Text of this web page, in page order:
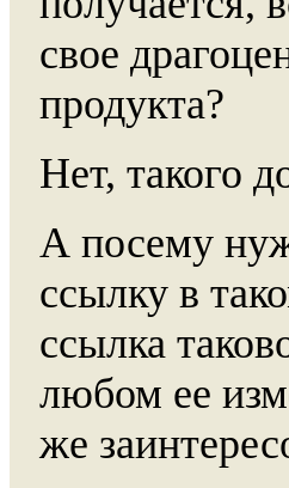
свое
продукта?
Нет, такого
А посему
ссылку в
ссылка
любом ее
же